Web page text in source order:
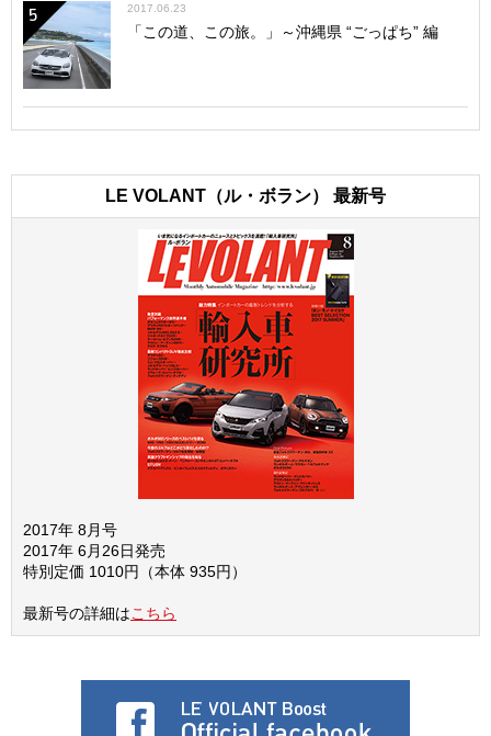
5 2017.06.23
「この道、この旅。」～沖縄県 “ごっぱち” 編
LE VOLANT（ル・ボラン） 最新号
2017年 8月号
2017年 6月26日発売
特別定価 1010円（本体 935円）
最新号の詳細はこちら